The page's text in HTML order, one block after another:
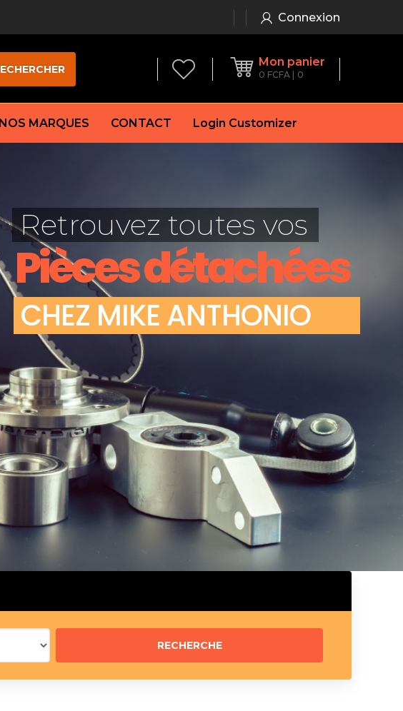
Connexion
Mon panier
0 FCFA 0
Garniture
Flexible de frein
Huile de frein
Mâchoires de frein
Jeu de plaquettes de frein
Démarreur
Feu arrière
Silencieux arrière
Silencieux central
Butée élastique de silencieux
Raccord de tuyau d’échappement
NOS MARQUES CONTACT Login Customizer
Pièces détachées
CHEZ MIKEANTHONIO
Retrouvez toutes vos